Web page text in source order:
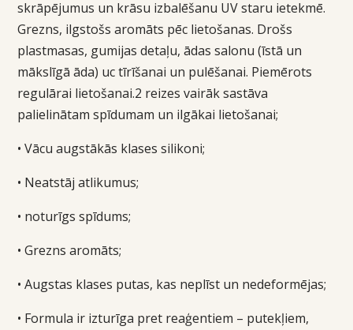
skrāpējumus un krāsu izbalēšanu UV staru ietekmē.
Grezns, ilgstošs aromāts pēc lietošanas. Drošs
plastmasas, gumijas detaļu, ādas salonu (īstā un
mākslīgā āda) uc tīrīšanai un pulēšanai. Piemērots
regulārai lietošanai.2 reizes vairāk sastāva
palielinātam spīdumam un ilgākai lietošanai;
• Vācu augstākās klases silikoni;
• Neatstāj atlikumus;
• noturīgs spīdums;
• Grezns aromāts;
• Augstas klases putas, kas neplīst un nedeformējas;
• Formula ir izturīga pret reaģentiem – putekļiem,